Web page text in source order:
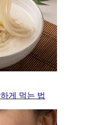
게 먹는 법